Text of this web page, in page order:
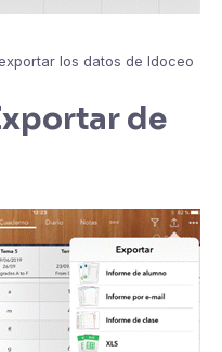
los datos de Idoceo
de